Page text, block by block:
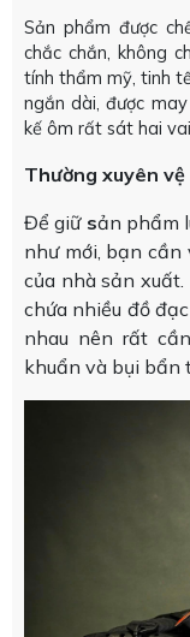
Sản phẩm được
chắc chắn, không
tính thẩm mỹ, tinh
ngắn dài, được
kế ôm rất sát hai
Thường xuyên vệ
Để giữ sản phẩm
như mới, bạn
của nhà sản
chứa nhiều đồ
nhau nên rất
khuẩn và bụi bẩn